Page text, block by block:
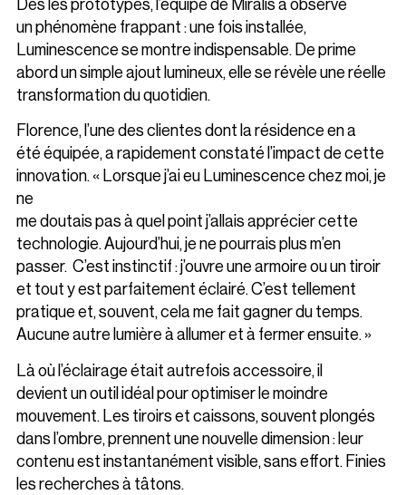
Dès les prototypes, l’équipe de Miralis a observé
un phénomène frappant : une fois installée,
Luminescence se montre indispensable. De prime
abord un simple ajout lumineux, elle se révèle une réelle
transformation du quotidien.
Florence, l’une des clientes dont la résidence en a
été équipée, a rapidement constaté l’impact de cette
innovation. « Lorsque j’ai eu Luminescence chez moi, je
ne
me doutais pas à quel point j’allais apprécier cette
technologie. Aujourd’hui, je ne pourrais plus m’en
passer. C’est instinctif : j’ouvre une armoire ou un tiroir
et tout y est parfaitement éclairé. C’est tellement
pratique et, souvent, cela me fait gagner du temps.
Aucune autre lumière à allumer et à fermer ensuite. »
Là où l’éclairage était autrefois accessoire, il
devient un outil idéal pour optimiser le moindre
mouvement. Les tiroirs et caissons, souvent plongés
dans l’ombre, prennent une nouvelle dimension : leur
contenu est instantanément visible, sans effort. Finies
les recherches à tâtons.